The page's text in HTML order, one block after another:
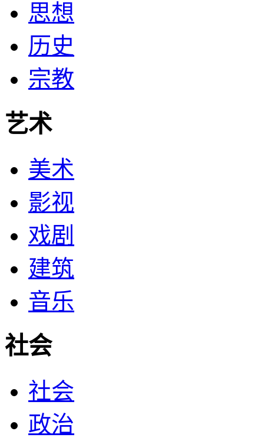
思想
历史
宗教
艺术
美术
影视
戏剧
建筑
音乐
社会
社会
政治